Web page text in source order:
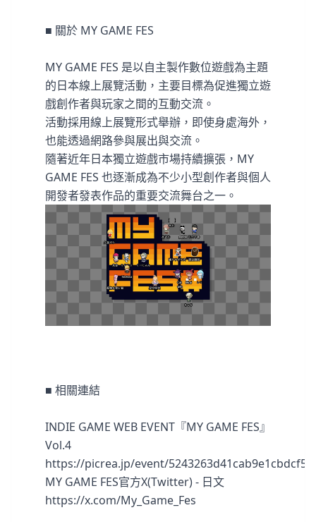
■ 關於 MY GAME FES
MY GAME FES 是以自主製作數位遊戲為主題
的日本線上展覽活動，主要目標為促進獨立遊
戲創作者與玩家之間的互動交流。
活動採用線上展覽形式舉辦，即使身處海外，
也能透過網路參與展出與交流。
隨著近年日本獨立遊戲市場持續擴張，MY
GAME FES 也逐漸成為不少小型創作者與個人
開發者發表作品的重要交流舞台之一。
■ 相關連結
INDIE GAME WEB EVENT『MY GAME FES』
Vol.4
https://picrea.jp/event/
MY GAME FES官方X(Twitter) - 日文
https://x.com/My_Game_Fes